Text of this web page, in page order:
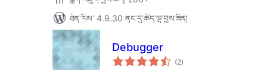
ཐོན་རིམ་ 4.9.30 ནང་དུ་ཚོད་ལྟ་བྱས་ཟིན།
Debugger
(2གདེང་
འཇོག་
)